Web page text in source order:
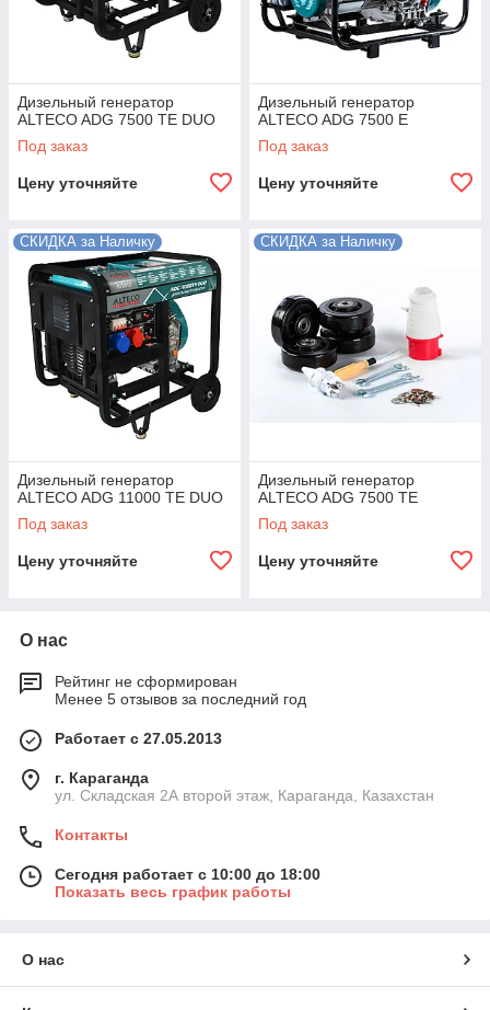
Дизельный генератор
ALTECO ADG 7500 TE DUO
Под заказ
Цену уточняйте
Дизельный генератор
ALTECO ADG 7500 E
Под заказ
Цену уточняйте
СКИДКА за Наличку
Дизельный генератор
ALTECO ADG 11000 TE DUO
Под заказ
Цену уточняйте
СКИДКА за Наличку
Дизельный генератор
ALTECO ADG 7500 TE
Под заказ
Цену уточняйте
О нас
Рейтинг не сформирован
Менее 5 отзывов за последний год
Работает с 27.05.2013
г. Караганда
ул. Складская 2А второй этаж, Караганда, Казахстан
Контакты
Сегодня работает с 10:00 до 18:00
Показать весь график работы
О нас